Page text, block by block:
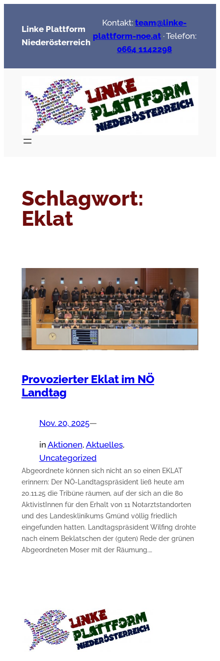
springen
Linke Plattform
Niederösterreich
Kontakt: team@linke-
plattform-noe.at· Telefon:
0664 1142298
Schlagwort:
Eklat
Provozierter Eklat im NÖ
Landtag
Nov. 20, 2025—
in Aktionen, Aktuelles
Uncategorized
Abgeordnete können sich nicht an so einen EKLAT
erinnern: Der NÖ-Landtagspräsident ließ heute am
20.11.25 die Tribüne räumen, auf der sich an die 80
AktivistInnen für den Erhalt von 11 Notarztstandorten
und des Landesklinikums Gmünd völlig friedlich
eingefunden hatten. Landtagspräsident Wilfing drohte
nach einem Beklatschen der (guten) Rede der grünen
Abgeordneten Moser mit der Räumung.…